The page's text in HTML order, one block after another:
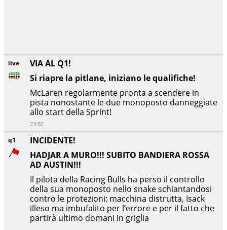
q1
INCIDENTE!
HADJAR A MURO!!! SUBITO BANDIERA ROSSA
AD AUSTIN!!!
Il pilota della Racing Bulls ha perso il controllo
della sua monoposto nello snake schiantandosi
contro le protezioni: macchina distrutta, Isack
illeso ma imbufalito per l’errore e per il fatto che
partirà ultimo domani in griglia
live
VIA AL Q1!
Si riapre la pitlane, iniziano le qualifiche!
McLaren regolarmente pronta a scendere in
pista nonostante le due monoposto danneggiate
allo start della Sprint!
23:02